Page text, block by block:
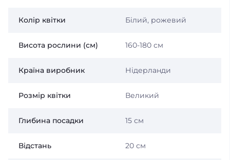
Колір квітки Білий, рожевий
Висота рослини (см) 160-180 см
Країна виробник Нідерланди
Розмір квітки Великий
Глибина посадки 15 см
Відстань 20 см